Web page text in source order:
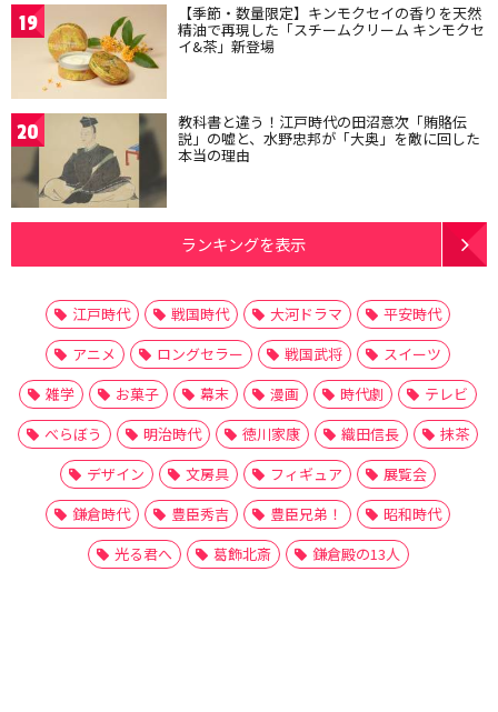
19 【季節・数量限定】キンモクセイの香りを天然
精油で再現した「スチームクリーム キンモクセ
イ&茶」新登場
20 教科書と違う！江戸時代の田沼意次「賄賂伝
説」の嘘と、水野忠邦が「大奥」を敵に回した
本当の理由
ランキングを表示
江戸時代 戦国時代 大河ドラマ
平安時代
アニメ
ロングセラー 戦国武将
スイーツ
雑学
お菓子 幕末 漫画 時代劇
テレビ
べらぼう
明治時代 徳川家康 織田信長
抹茶
デザイン
文房具 フィギュア
展覧会
鎌倉時代
豊臣秀吉 豊臣兄弟！
昭和時代
光る君へ
葛飾北斎 鎌倉殿の13人